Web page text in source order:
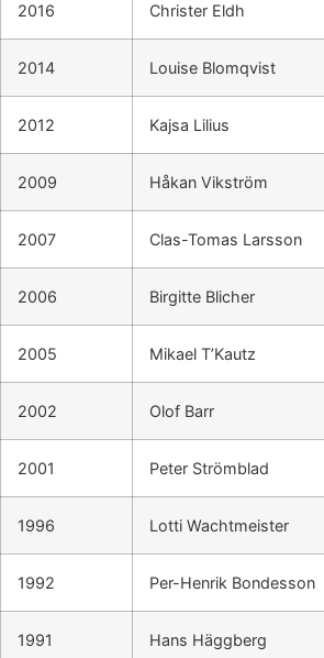
2016 Christer Eldh
2014 Louise Blomqvist
2012 Kajsa Lilius
2009 Håkan Vikström
2007 Clas-Tomas Larsson
2006 Birgitte Blicher
2005 Mikael T’Kautz
2002 Olof Barr
2001 Peter Strömblad
1996 Lotti Wachtmeister
1992 Per-Henrik Bondesson
1991 Hans Häggberg